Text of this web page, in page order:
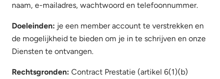
naam, e-mailadres, wachtwoord en telefoonnummer.
Doeleinden: je een member account te verstrekken en
de mogelijkheid te bieden om je in te schrijven en onze
Diensten te ontvangen.
Rechtsgronden: Contract Prestatie (artikel 6(1)(b)